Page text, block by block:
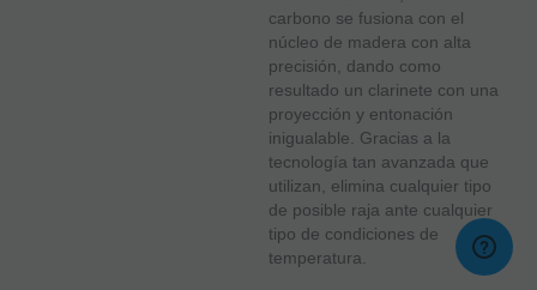
carbono se fusiona con el
núcleo de madera con alta
precisión, dando como
resultado un clarinete con una
proyección y entonación
inigualable. Gracias a la
tecnología tan avanzada que
utilizan, elimina cualquier tipo
de posible raja ante cualquier
tipo de condiciones de
temperatura.